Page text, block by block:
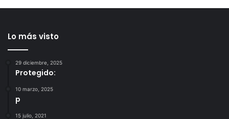
Lo más visto
29 diciembre, 2025
Protegido:
10 marzo, 2025
p
15 julio, 2021